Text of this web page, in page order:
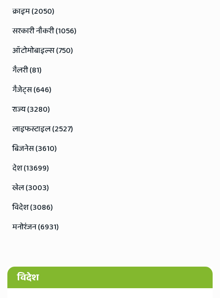
क्राइम (2050)
सरकारी नौकरी (1056)
ऑटोमोबाइल्स (750)
गैलरी (81)
गैजेट्स (646)
राज्य (3280)
लाइफस्टाइल (2527)
बिजनेस (3610)
देश (13699)
खेल (3003)
विदेश (3086)
मनोरंजन (6931)
विदेश